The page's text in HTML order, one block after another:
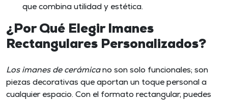
que combina utilidad y estética.
¿Por Qué Elegir Imanes
Rectangulares Personalizados?
Los imanes de cerámicano son solo funcionales; son
piezas decorativas que aportan un toque personal a
cualquier espacio. Con el formato rectangular, puedes